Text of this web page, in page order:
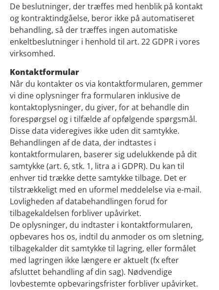
De beslutninger, der træffes med henblik på kontakt
og kontraktindgåelse, beror ikke på automatiseret
behandling, så der træffes ingen automatiske
enkeltbeslutninger i henhold til art. 22 GDPR i vores
virksomhed.
Kontaktformular
Når du kontakter os via kontaktformularen, gemmer
vi dine oplysninger fra formularen inklusive de
kontaktoplysninger, du giver, for at behandle din
forespørgsel og i tilfælde af opfølgende spørgsmål.
Disse data videregives ikke uden dit samtykke.
Behandlingen af de data, der indtastes i
kontaktformularen, baserer sig udelukkende på dit
samtykke (art. 6, stk. 1, litra a i GDPR). Du kan til
enhver tid trække dette samtykke tilbage. Det er
tilstrækkeligt med en uformel meddelelse via e-mail.
Lovligheden af databehandlingen forud for
tilbagekaldelsen forbliver upåvirket.
De oplysninger, du indtaster i kontaktformularen,
opbevares hos os, indtil du anmoder os om sletning,
tilbagekalder dit samtykke til lagring, eller formålet
med lagringen ikke længere er aktuelt (fx efter
afsluttet behandling af din sag). Nødvendige
lovbestemte opbevaringsfrister forbliver upåvirket.